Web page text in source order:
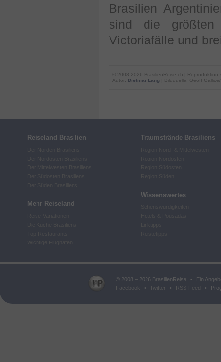
Brasilien
sind die
Victoriafälle und
© 2008-2026 BrasilienReise.ch | Reproduktion
Autor: Dietmar Lang | Bildquelle: Geoff
Reiseland Brasilien
Mehr Reiseland
Traumstrände Brasiliens
Wissenswertes
© 2008 – 2026 BrasilienReise •
Ein
Facebook
• Twitter • RSS-Feed •